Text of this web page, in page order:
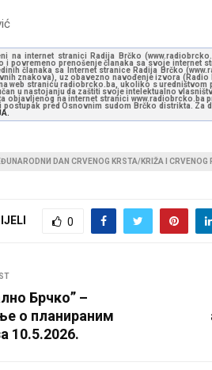
Bulčević Ivo
na internet stranici Radija Brčko
i povremeno prenošenje članaka sa svoje internet
članaka sa Internet stranice Radija Brčko
znakova), uz obavezno navođenje izvora
web stranicu radiobrcko.ba, ukoliko s
u nastojanju da zaštiti svoje intelektualno
objavljenog na internet stranici www.radiobrcko.ba
postupak pred Osnovnim sudom Brčko distrikta.
DAN CRVENOG KRSTA/KRIŽA I CRVENOG
0
Брчко” –
о планираним
10.5.2026.